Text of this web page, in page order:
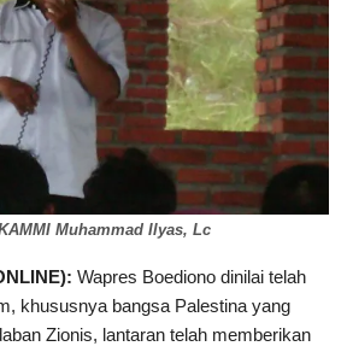
Muhammad Ilyas, Lc
Wapres Boediono dinilai telah
khususnya bangsa Palestina yang
Zionis, lantaran telah memberikan